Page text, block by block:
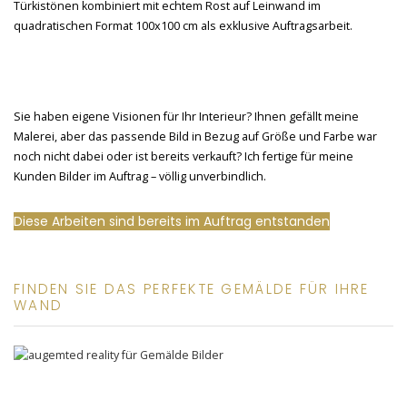
Sie haben eigene Visionen für Ihr Interieur? Ihnen gefällt meine
Malerei, aber das passende Bild in Bezug auf Größe und Farbe war
noch nicht dabei oder ist bereits verkauft? Ich fertige für meine
Kunden Bilder im Auftrag – völlig unverbindlich.
Diese Arbeiten sind bereits im Auftrag entstanden
FINDEN SIE DAS PERFEKTE GEMÄLDE FÜR IHRE
WAND